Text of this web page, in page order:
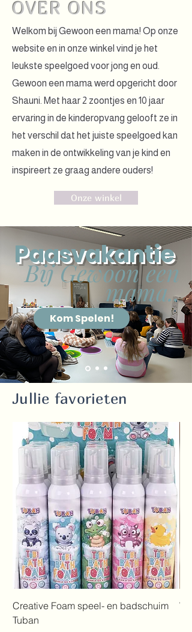
OVER ONS
Welkom bij Gewoon een mama! Op onze
website en in onze winkel vind je het
leukste speelgoed voor jong en oud.
Gewoon een mama werd opgericht door
Shauni. Met haar 2 zoontjes en 10 jaar
ervaring in de kinderopvang gelooft ze in
het verschil dat het juiste speelgoed kan
maken in de ontwikkeling van je kind en
inspireert ze graag andere ouders!
Onze winkel
Paasvakantie
Bij Gewoon een
mama..
Kom Spelen!
Jullie favorieten
Creative Foam speel- en badschuim
Tuban